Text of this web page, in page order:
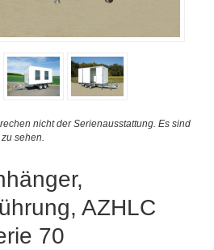
nicht der Serienausstattung. Es sind
sehen.
AZHLC
70